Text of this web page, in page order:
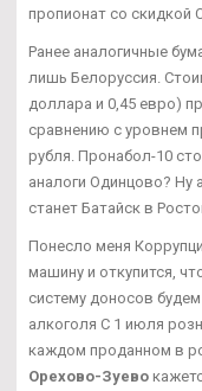
пропионат со скидкой
Ранее аналогичные
лишь Белоруссия.
доллара и 0,45 евро)
сравнению с уровнем
рубля. Пронабол-10
аналоги Одинцово? Ну
станет Батайск в
Понесло меня
машину и откупится,
систему доносов
алкоголя С 1 июля
каждом проданном в
Орехово-Зуево